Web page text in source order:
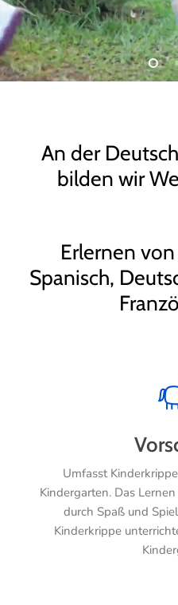
An der
bilden wir
Erlernen
Spanisch,
Umfasst
Kindergarten. Das
durch Spaß und
Kinderkrippe